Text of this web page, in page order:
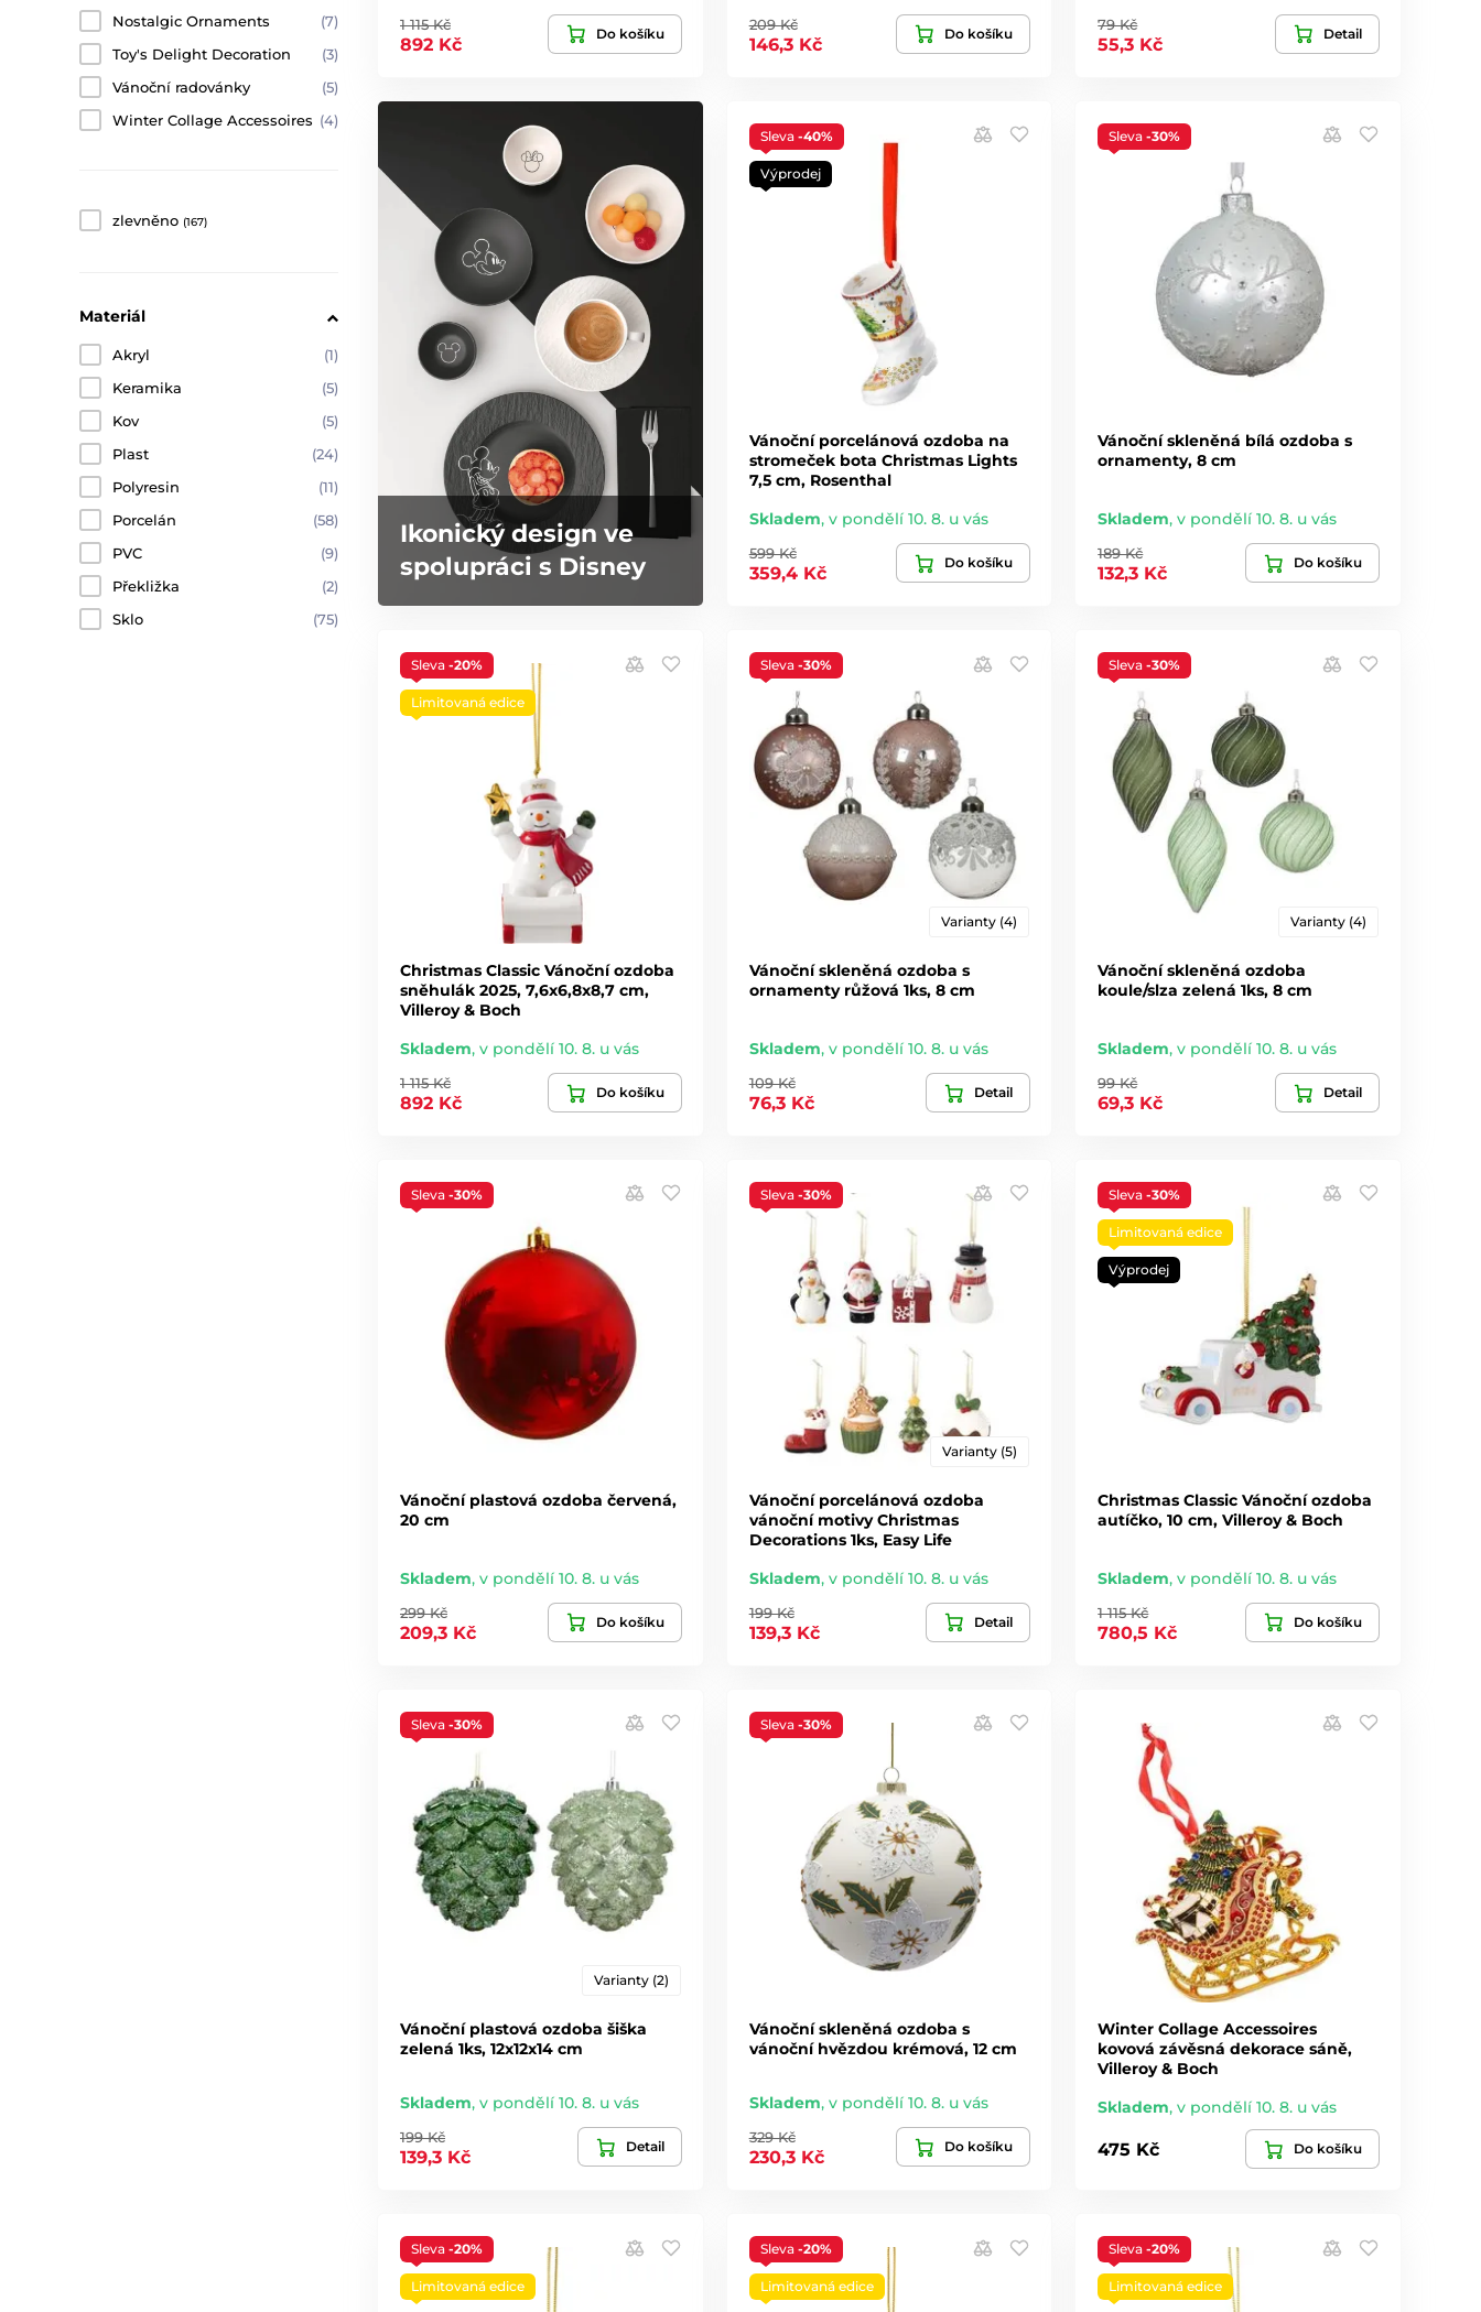
Nostalgic Ornaments
(7)
Toy's Delight Decoration
(3)
Vánoční radovánky
(5)
Winter Collage Accessoires (4)
zlevněno (167)
Materiál
Akryl
(1)
Keramika
(5)
Kov
(5)
Plast
(24)
Polyresin
(11)
Porcelán
(58)
PVC
(9)
Překližka
(2)
Sklo
(75)
1 115 Kč
892 Kč
Do košíku
209 Kč
146,3 Kč
Do košíku
79 Kč
55,3 Kč
Detail
Ikonický design ve
spolupráci s Disney
Sleva -40%
Výprodej
Vánoční porcelánová ozdoba na
stromeček bota Christmas Lights
7,5 cm, Rosenthal
Skladem, v pondělí 10. 8. u vás
599 Kč
359,4 Kč
Do košíku
Sleva-30%
Vánoční skleněná bílá ozdoba s
ornamenty, 8 cm
Skladem,v pondělí 10. 8. u vás
189 Kč
132,3 Kč
Do košíku
Sleva -20%
Limitovaná edice
Christmas Classic Vánoční ozdoba
sněhulák 2025, 7,6x6,8x8,7 cm,
Villeroy & Boch
Skladem, v pondělí 10. 8. u vás
1 115 Kč
892 Kč
Do košíku
Sleva -30%
Varianty (4)
Vánoční skleněná ozdoba s
ornamenty růžová 1ks, 8 cm
Skladem, v pondělí 10. 8. u vás
109 Kč
76,3 Kč
Detail
Sleva-30%
Varianty (4)
Vánoční skleněná ozdoba
koule/slza zelená 1ks, 8 cm
Skladem,v pondělí 10. 8. u vás
99 Kč
69,3 Kč
Detail
Sleva -30%
Vánoční plastová ozdoba červená,
20 cm
Skladem, v pondělí 10. 8. u vás
299 Kč
209,3 Kč
Do košíku
Sleva -30%
Varianty (5)
Vánoční porcelánová ozdoba
vánoční motivy Christmas
Decorations 1ks, Easy Life
Skladem, v pondělí 10. 8. u vás
199 Kč
139,3 Kč
Detail
Sleva-30%
Limitovaná edice
Výprodej
Christmas Classic Vánoční ozdoba
autíčko, 10 cm, Villeroy & Boch
Skladem,v pondělí 10. 8. u vás
1 115 Kč
780,5 Kč
Do košíku
Sleva -30%
Varianty (2)
Vánoční plastová ozdoba šiška
zelená 1ks, 12x12x14 cm
Skladem, v pondělí 10. 8. u vás
199 Kč
139,3 Kč
Detail
Sleva -30%
Vánoční skleněná ozdoba s
vánoční hvězdou krémová, 12 cm
Skladem, v pondělí 10. 8. u vás
329 Kč
230,3 Kč
Do košíku
Winter Collage Accessoires
kovová závěsná dekorace sáně,
Villeroy & Boch
Skladem,v pondělí 10. 8. u vás
475 Kč Do košíku
Sleva -20%
Limitovaná edice
Sleva -20%
Limitovaná edice
Sleva-20%
Limitovaná edice